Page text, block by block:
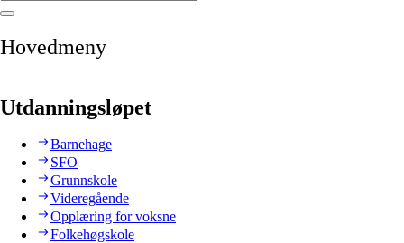
Hovedmeny
Utdanningsløpet
Barnehage
SFO
Grunnskole
Videregående
Opplæring for voksne
Folkehøgskole